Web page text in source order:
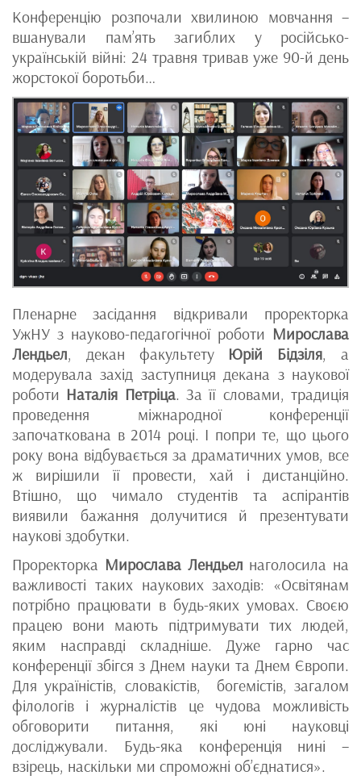
Конференцію розпочали хвилиною мовчання –
вшанували пам’ять загиблих у російсько-
українській війні: 24 травня тривав уже 90-й день
жорстокої боротьби…
Пленарне засідання відкривали проректорка
УжНУ з науково-педагогічної роботи Мирослава
Лендьел, декан факультету Юрій Бідзіля, а
модерувала захід заступниця декана з наукової
роботи Наталія Петріца. За її словами, традиція
проведення міжнародної конференції
започаткована в 2014 році. І попри те, що цього
року вона відбувається за драматичних умов, все
ж вирішили її провести, хай і дистанційно.
Втішно, що чимало студентів та аспірантів
виявили бажання долучитися й презентувати
наукові здобутки.
Проректорка Мирослава Лендьел наголосила на
важливості таких наукових заходів: «Освітянам
потрібно працювати в будь-яких умовах. Своєю
працею вони мають підтримувати тих людей,
яким насправді складніше. Дуже гарно час
конференції збігся з Днем науки та Днем Європи.
Для україністів, словакістів, богемістів, загалом
філологів і журналістів це чудова можливість
обговорити питання, які юні науковці
досліджували. Будь-яка конференція нині –
взірець, наскільки ми спроможні об’єднатися».